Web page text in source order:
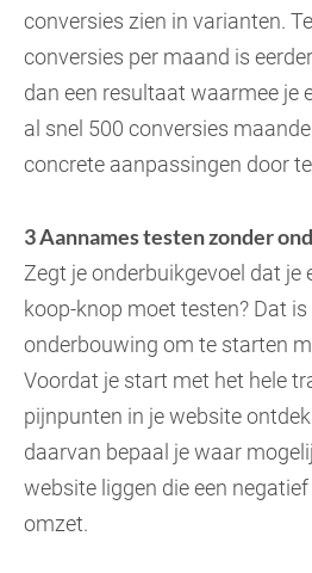
conversies zien in varianten.
conversies per maand is
dan een resultaat waarmee je
al snel 500 conversies
concrete aanpassingen door
3 Aannames testen zonder
Zegt je onderbuikgevoel dat je
koop-knop moet testen? Dat is
onderbouwing om te starten
Voordat je start met het hele
pijnpunten in je website
daarvan bepaal je waar
website liggen die een
omzet.